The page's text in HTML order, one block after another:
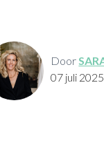
Door
07 juli 2025